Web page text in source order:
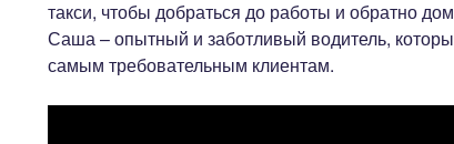
такси, чтобы добраться до работы и обратно
Саша – опытный и заботливый водитель,
самым требовательным клиентам.